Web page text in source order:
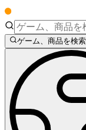
ゲーム、商品を検